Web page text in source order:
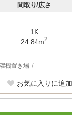
間取り/広さ
1K
24.84m2
機置き場
お気に入りに追加